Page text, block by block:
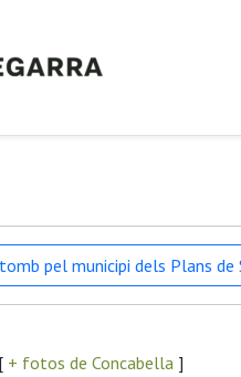
pel municipi dels Plans de
[ + fotos de Concabella ]